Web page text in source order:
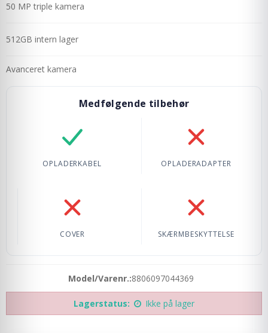
50 MP triple kamera
512GB intern lager
Avanceret kamera
Medfølgende tilbehør
OPLADERKABEL OPLADERADAPTER
COVER SKÆRMBESKYTTELSE
Model/Varenr.:8806097044369
Lagerstatus: Ikke på lager